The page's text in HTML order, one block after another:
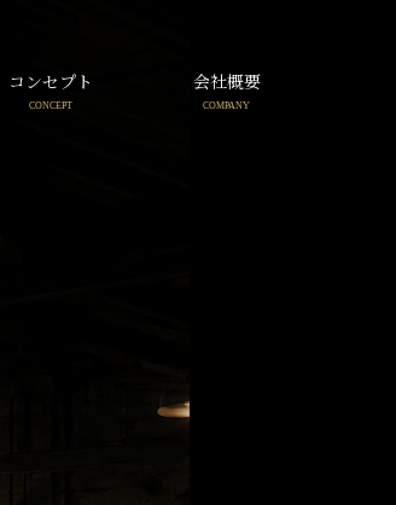
コンセプト
CONCEPT
会社概要
COMPANY